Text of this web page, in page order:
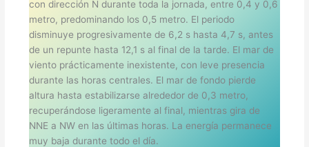
con dirección N durante toda la jornada, entre 0,4 y 0,6
metro, predominando los 0,5 metro. El periodo
disminuye progresivamente de 6,2 s hasta 4,7 s, antes
de un repunte hasta 12,1 s al final de la tarde. El mar de
viento prácticamente inexistente, con leve presencia
durante las horas centrales. El mar de fondo pierde
altura hasta estabilizarse alrededor de 0,3 metro,
recuperándose ligeramente al final, mientras gira de
NNE a NW en las últimas horas. La energía permanece
muy baja durante todo el día.